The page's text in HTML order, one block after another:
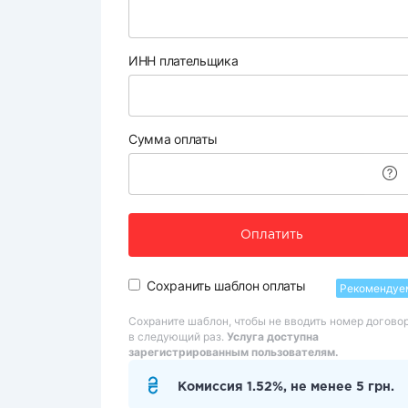
ИНН плательщика
Сумма оплаты
Оплатить
Сохранить шаблон оплаты
Сохраните шаблон, чтобы не вводить номер
в следующий раз. Услуга доступна
зарегистрированным пользователям.
Комиссия 1.52%, не менее 5 грн.